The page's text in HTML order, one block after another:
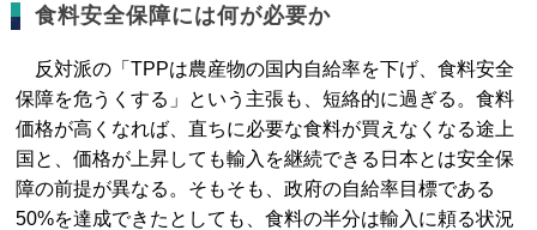
食料安全保障には何が必要か
反対派の「TPPは農産物の国内自給率を下げ、食料安全
保障を危うくする」という主張も、短絡的に過ぎる。食料
価格が高くなれば、直ちに必要な食料が買えなくなる途上
国と、価格が上昇しても輸入を継続できる日本とは安全保
障の前提が異なる。そもそも、政府の自給率目標である
50%を達成できたとしても、食料の半分は輸入に頼る状況